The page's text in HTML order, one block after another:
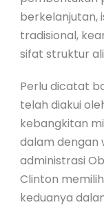
berkelanjutan,
tradisional,
sifat struktur
Perlu dicatat
telah diakui
kebangkitan
dalam dengan
administrasi
Clinton
keduanya